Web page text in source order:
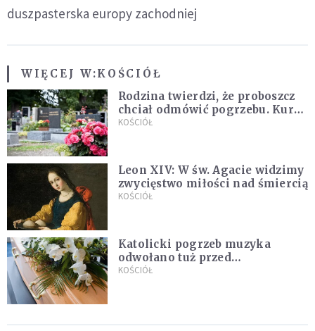
duszpasterska europy zachodniej
WIĘCEJ W:KOŚCIÓŁ
Rodzina twierdzi, że proboszcz
chciał odmówić pogrzebu. Kuria
zapowiada wyjaśnienia
KOŚCIÓŁ
Leon XIV: W św. Agacie widzimy
zwycięstwo miłości nad śmiercią
KOŚCIÓŁ
Katolicki pogrzeb muzyka
odwołano tuż przed
uroczystością. Powodem była
KOŚCIÓŁ